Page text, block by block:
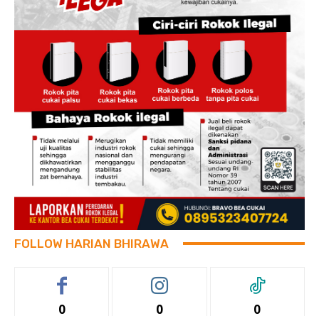
FOLLOW HARIAN BHIRAWA
0 0 0